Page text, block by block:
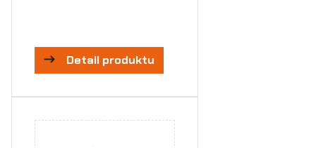
Detail produktu